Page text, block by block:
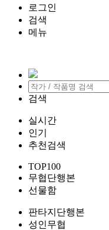
로그인
검색
메뉴
검색
실시간
인기
추천검색
TOP100
무협단행본
선물함
판타지단행본
성인무협